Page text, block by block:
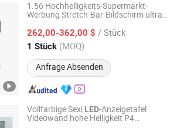
1.56 Hochhelligkeits-Supermarkt-
Werbung Stretch-Bar-Bildschirm ultra
262,00-362,00 $ / Stück
1 Stück (MOQ)
Anfrage Absenden
Beixin Technology Co., Ltd.
Seit 2023
Vollfarbige Sexi LED-Anzeigetafel
Videowand hohe Helligkeit P4
Electronic & Technology Co., Ltd.